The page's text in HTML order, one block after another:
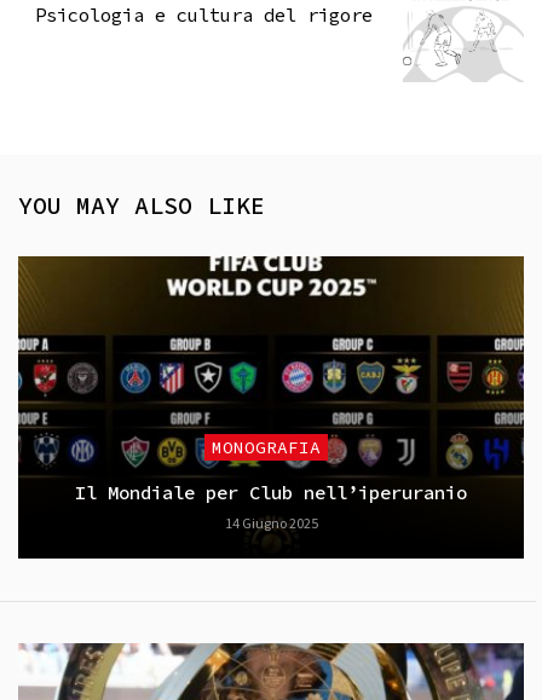
Psicologia e cultura del rigore
YOU MAY ALSO LIKE
MONOGRAFIA
Il Mondiale per Club nell’iperuranio
14 Giugno 2025